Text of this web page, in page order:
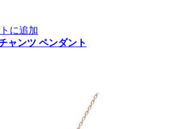
に追加
ャンツ ペンダント